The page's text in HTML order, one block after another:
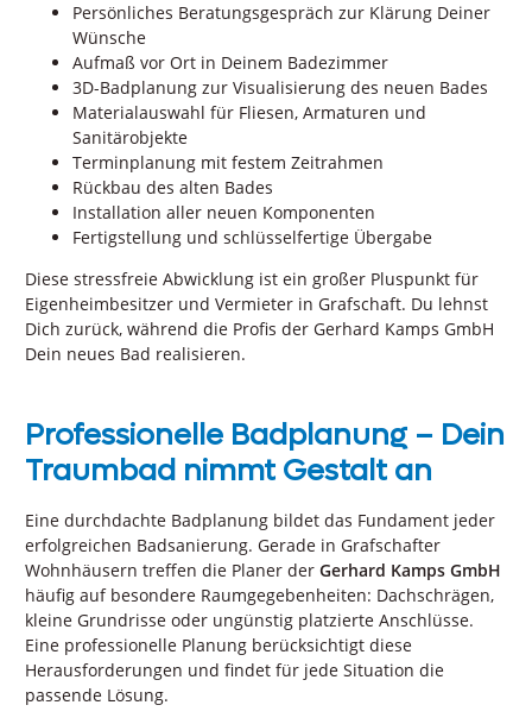
Persönliches Beratungsgespräch zur Klärung Deiner
Wünsche
Aufmaß vor Ort in Deinem Badezimmer
3D-Badplanung zur Visualisierung des neuen Bades
Materialauswahl für Fliesen, Armaturen und
Sanitärobjekte
Terminplanung mit festem Zeitrahmen
Rückbau des alten Bades
Installation aller neuen Komponenten
Fertigstellung und schlüsselfertige Übergabe
Diese stressfreie Abwicklung ist ein großer Pluspunkt für
Eigenheimbesitzer und Vermieter in Grafschaft. Du lehnst
Dich zurück, während die Profis der Gerhard Kamps GmbH
Dein neues Bad realisieren.
Professionelle Badplanung – Dein
Traumbad nimmt Gestalt an
Eine durchdachte Badplanung bildet das Fundament jeder
erfolgreichen Badsanierung. Gerade in Grafschafter
Wohnhäusern treffen die Planer der Gerhard Kamps GmbH
häufig auf besondere Raumgegebenheiten: Dachschrägen,
kleine Grundrisse oder ungünstig platzierte Anschlüsse.
Eine professionelle Planung berücksichtigt diese
Herausforderungen und findet für jede Situation die
passende Lösung.